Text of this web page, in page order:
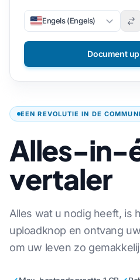
EEN REVOLUTIE IN DE
Alles-in-
vertaler
Alles wat u nodig heeft, is
uploadknop en ontvang
om uw leven zo
Engels (Engels)
Document